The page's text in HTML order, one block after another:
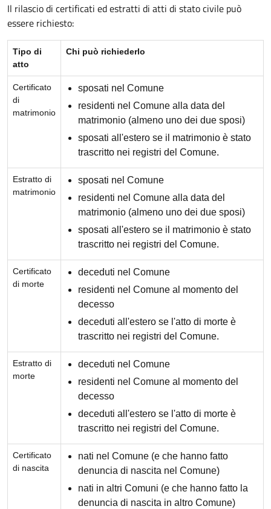
Il rilascio di certificati ed estratti di atti di stato civile può
essere richiesto:
Tipo di
atto
Chi può richiederlo
Certificato
di
matrimonio
sposati nel Comune
residenti nel Comune alla data del
matrimonio (almeno uno dei due sposi)
sposati all'estero se il matrimonio è stato
trascritto nei registri del Comune.
Estratto di
matrimonio
sposati nel Comune
residenti nel Comune alla data del
matrimonio (almeno uno dei due sposi)
sposati all'estero se il matrimonio è stato
trascritto nei registri del Comune.
Certificato
di morte
deceduti nel Comune
residenti nel Comune al momento del
decesso
deceduti all'estero se l'atto di morte è
trascritto nei registri del Comune.
Estratto di
morte
deceduti nel Comune
residenti nel Comune al momento del
decesso
deceduti all'estero se l'atto di morte è
trascritto nei registri del Comune.
Certificato
di nascita
nati nel Comune (e che hanno fatto
denuncia di nascita nel Comune)
nati in altri Comuni (e che hanno fatto la
denuncia di nascita in altro Comune)